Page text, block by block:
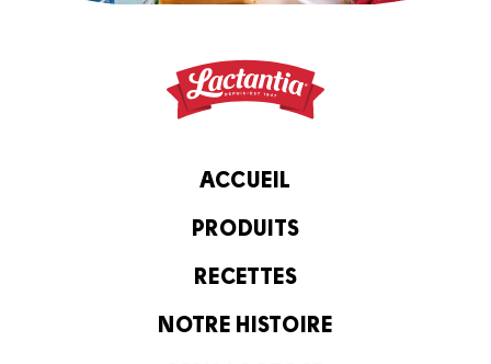
ACCUEIL
PRODUITS
RECETTES
NOTRE HISTOIRE